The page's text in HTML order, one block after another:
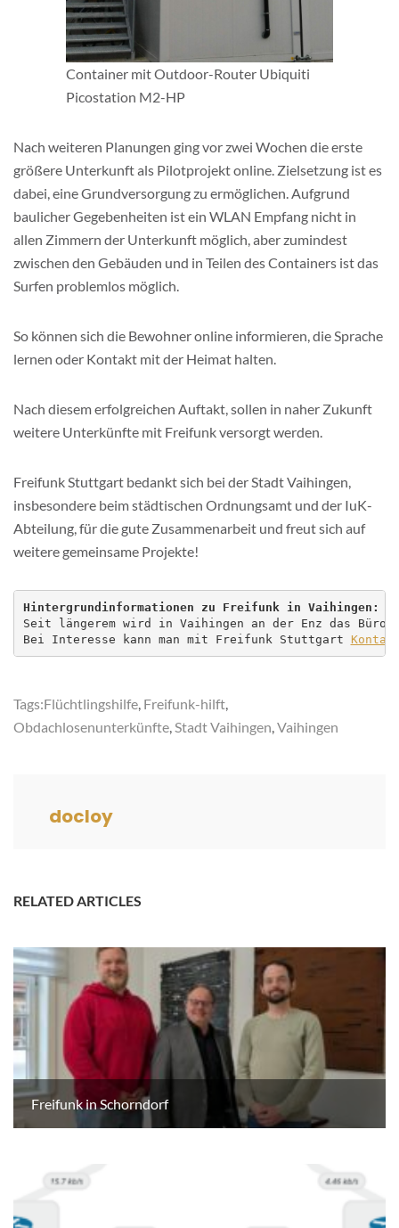
Container mit Outdoor-Router Ubiquiti
Picostation M2-HP
Nach weiteren Planungen ging vor zwei Wochen die erste
größere Unterkunft als Pilotprojekt online. Zielsetzung ist es
dabei, eine Grundversorgung zu ermöglichen. Aufgrund
baulicher Gegebenheiten ist ein WLAN Empfang nicht in
allen Zimmern der Unterkunft möglich, aber zumindest
zwischen den Gebäuden und in Teilen des Containers ist das
Surfen problemlos möglich.
So können sich die Bewohner online informieren, die Sprache
lernen oder Kontakt mit der Heimat halten.
Nach diesem erfolgreichen Auftakt, sollen in naher Zukunft
weitere Unterkünfte mit Freifunk versorgt werden.
Freifunk Stuttgart bedankt sich bei der Stadt Vaihingen,
insbesondere beim städtischen Ordnungsamt und der IuK-
Abteilung, für die gute Zusammenarbeit und freut sich auf
weitere gemeinsame Projekte!
Hintergrundinformationen zu Freifunk in Vaihingen:
Seit längerem wird in Vaihingen an der Enz das
Bei Interesse kann man mit Freifunk Stuttgart
Tags:Flüchtlingshilfe, Freifunk-hilft,
Obdachlosenunterkünfte,Stadt Vaihingen,Vaihingen
docloy
RELATED ARTICLES
Freifunk in Schorndorf